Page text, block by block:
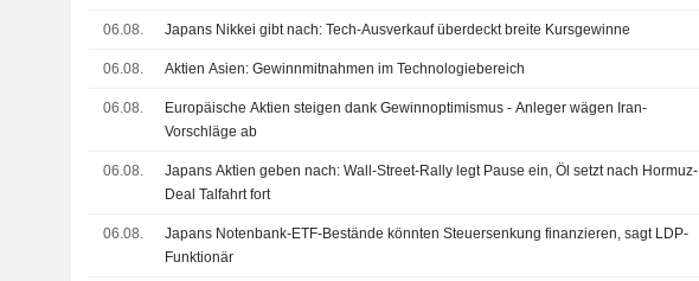
06.08. Japans Nikkei gibt nach: Tech-Ausverkauf überdeckt breite Kursgewinne
06.08. Aktien Asien: Gewinnmitnahmen im Technologiebereich
06.08.
Europäische Aktien steigen dank Gewinnoptimismus - Anleger wägen Iran-
Vorschläge ab
06.08.
Japans Aktien geben nach: Wall-Street-Rally legt Pause ein, Öl setzt nach Hormuz-
Deal Talfahrt fort
06.08.
Japans Notenbank-ETF-Bestände könnten Steuersenkung finanzieren, sagt LDP-
Funktionär